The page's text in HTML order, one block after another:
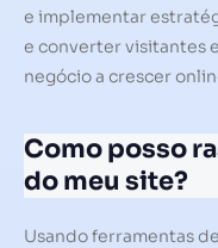
e implementar
e converter visitantes
negócio a crescer
Como posso
do meu site?
Usando ferramentas